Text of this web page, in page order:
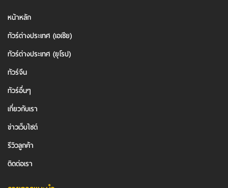
หน้าหลัก
ทัวร์ต่างประเทศ (เอเชีย)
ทัวร์ต่างประเทศ (ยุโรป)
ทัวร์จีน
ทัวร์อื่นๆ
เกี่ยวกับเรา
ข่าวเว็บไซต์
รีวิวลูกค้า
ติดต่อเรา